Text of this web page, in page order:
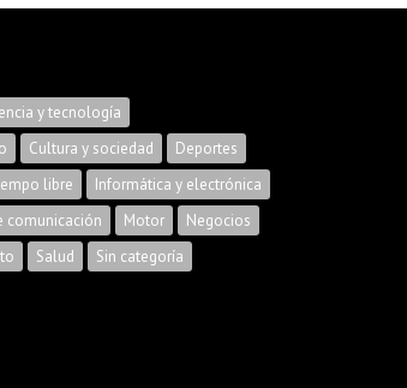
y tecnología
Cultura y sociedad
Deportes
libre
Informática y electrónica
comunicación Motor
Negocios
Salud
Sin categoría